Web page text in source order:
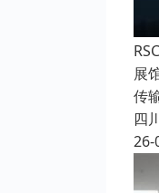
展
传
四
26-